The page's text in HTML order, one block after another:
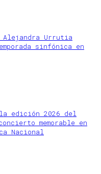
Urrutia
sinfónica en
edición 2026 del
memorable en
Nacional